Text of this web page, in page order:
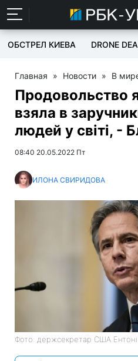
ОБСТРЕЛ КИЕВА DRONE
Главная » Новости » В
Продовольство
взяла в
людей у світі, -
08:40 20.05.2022 Пт
ИЛОНА СВИРИДОВА
Фото: держсекретар США